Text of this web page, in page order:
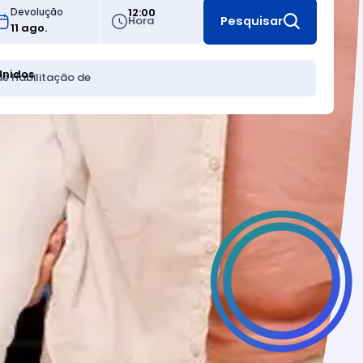
Devolução
Hora
12:00
Pesquisar
Habilitação de